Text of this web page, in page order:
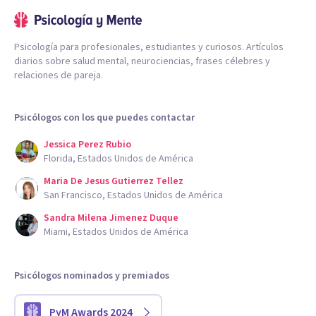
Psicología para profesionales, estudiantes y curiosos. Artículos
diarios sobre salud mental, neurociencias, frases célebres y
relaciones de pareja.
Psicólogos con los que puedes contactar
Jessica Perez Rubio
Florida, Estados Unidos de América
Maria De Jesus Gutierrez Tellez
San Francisco, Estados Unidos de América
Sandra Milena Jimenez Duque
Miami, Estados Unidos de América
Psicólogos nominados y premiados
PyM Awards 2024